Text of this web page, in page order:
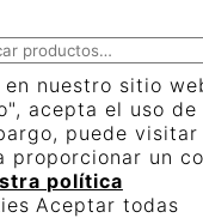
en nuestro sitio
acepta el uso de
puede
proporcionar un
política
Aceptar todas